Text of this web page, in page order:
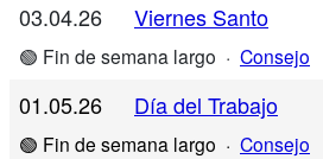
03.04.26 Viernes Santo
🟢 Fin de semana largo · Consejo
01.05.26 Día del Trabajo
🟢 Fin de semana largo · Consejo